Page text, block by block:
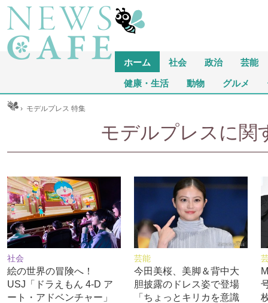
ホーム 社会 政治 芸能
健康・生活 動物 グルメ
› モデルプレス 特集
モデルプレスに関
社会
絵の世界の冒険へ！
USJ「ドラえもん 4-D ア
ート・アドベンチャー」
芸能
今田美桜、美脚＆背中大
胆披露のドレス姿で登場
「ちょっとキリカを意識